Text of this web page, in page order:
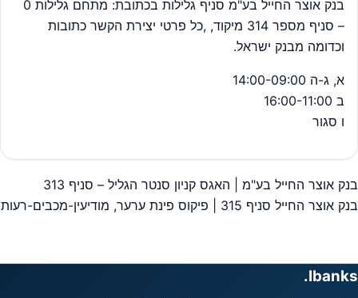
בנק אוצר החייל בע"מ סניף גלילות בכתובת: מתחם גלילות 0
– סניף מספר 314 מיקוד, ,כל פרטי יצירת הקשר כתובות
וכדומה מבנק ישראל.
א, ג-ה 14:00-09:00
ב 16:00-11:00
ו סגור
ניווט
בנק אוצר החייל בע"מ | האגס קניון סנטר הגליל – סניף 313
בנק אוצר החייל סניף 315 | פיקוס פינת ערער, מודיעין-מכבים-רעות
Ibanks.